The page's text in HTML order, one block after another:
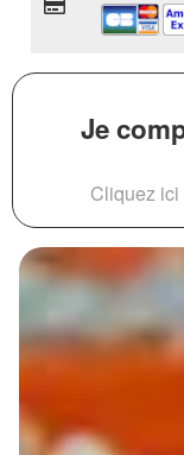
Je
Cliquez ici